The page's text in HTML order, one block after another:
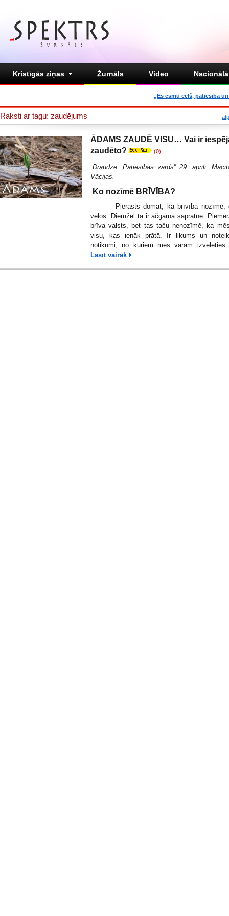
Kristīgās ziņas Žurnāls Video
„Es esmu ceļš, patiesība
Raksti ar tagu: zaudējums
ĀDAMS ZAUDĒ VISU… Vai ir
zaudēto?
(0)
Draudze „Patiesības vārds” 29. aprīlī.
Vācijas.
Ko nozīmē BRĪVĪBA?
Pierasts domāt, ka brīvība nozīmē,
vēlos. Diemžēl tā ir ačgārna sapratne.
brīva valsts, bet tas taču nenozīmē, ka
visu, kas ienāk prātā. Ir likums un
notikumi, no kuriem mēs varam izvēlēties
Lasīt vairāk